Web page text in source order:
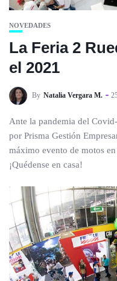
NOVEDADES
La Feria 2
el 2021
By Natalia Vergara M.
Ante la pandemia del
por Prisma Gestión
máximo evento de motos
¡Quédense en casa!